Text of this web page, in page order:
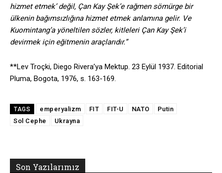
hizmet etmek’ değil, Çan Kay Şek’e rağmen sömürge bir
ülkenin bağımsızlığına hizmet etmek anlamına gelir. Ve
Kuomintang’a yöneltilen sözler, kitleleri Çan Kay Şek’i
devirmek için eğitmenin araçlarıdır.”
**Lev Troçki, Diego Rivera’ya Mektup. 23 Eylül 1937. Editorial
Pluma, Bogota, 1976, s. 163-169.
TAGS emperyalizm FIT FIT-U NATO
Putin
Sol Cephe
Ukrayna
Son Yazılarımız